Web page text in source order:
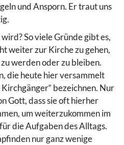
und Ansporn. Er traut uns
So viele Gründe gibt es,
weiter zur Kirche zu gehen,
werden oder zu bleiben.
die heute hier versammelt
bezeichnen. Nur
Gott, dass sie oft hierher
um weiterzukommen im
die Aufgaben des Alltags.
nur ganz wenige